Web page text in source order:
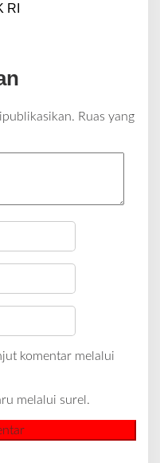
RI
Ruas yang
komentar melalui
melalui surel.